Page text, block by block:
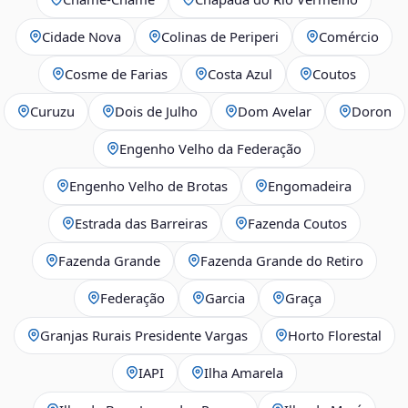
Cidade Nova Colinas de Periperi Comércio
Cosme de Farias Costa Azul Coutos
Curuzu Dois de Julho Dom Avelar Doron
Engenho Velho da Federação
Engenho Velho de Brotas Engomadeira
Estrada das Barreiras Fazenda Coutos
Fazenda Grande Fazenda Grande do Retiro
Federação Garcia Graça
Granjas Rurais Presidente Vargas Horto Florestal
IAPI Ilha Amarela